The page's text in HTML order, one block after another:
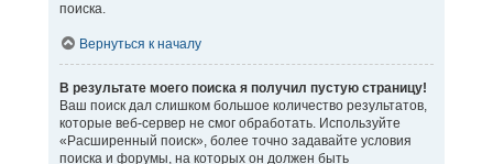
поиска.
Вернуться к началу
В результате моего поиска я получил пустую страницу!
Ваш поиск дал слишком большое количество результатов,
которые веб-сервер не смог обработать. Используйте
«Расширенный поиск», более точно задавайте условия
поиска и форумы, на которых он должен быть